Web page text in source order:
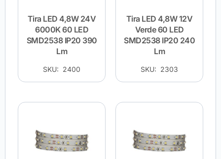
Tira LED 4,8W 24V
6000K 60 LED
SMD2538 IP20 390
Lm
SKU: 2400
Tira LED 4,8W 12V
Verde 60 LED
SMD2538 IP20 240
Lm
SKU: 2303